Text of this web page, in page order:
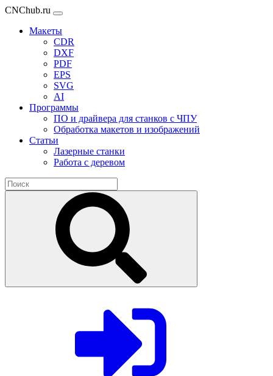
CNChub.ru
Макеты
CDR
DXF
PDF
EPS
SVG
AI
Программы
ПО и драйвера для станков с ЧПУ
Обработка макетов и изображений
Статьи
Лазерные станки
Работа с деревом